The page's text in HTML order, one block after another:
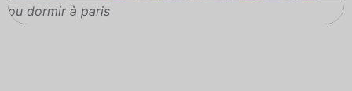
ou dormir à paris